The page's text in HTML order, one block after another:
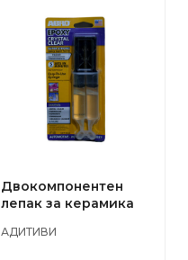
Двокомпонентен
лепак за керамика
АДИТИВИ